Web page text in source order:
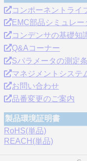
コンポーネントライ
EMC部品シミュレ
コンデンサの基礎知
Q&Aコーナー
Sパラメータの測定
マネジメントシステ
お問い合わせ
品番変更のご案内
製品環境証明書
RoHS(単品)
REACH(単品)